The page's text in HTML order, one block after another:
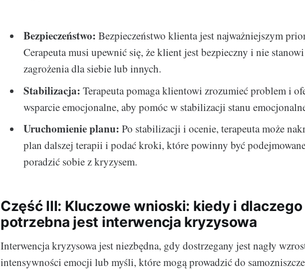
Bezpieczeństwo: Bezpieczeństwo klienta jest najważniejszym
Cerapeuta musi upewnić się, że klient jest bezpieczny i nie stanowi
zagrożenia dla siebie lub innych.
Stabilizacja: Terapeuta pomaga klientowi zrozumieć problem i
wsparcie emocjonalne, aby pomóc w stabilizacji stanu
Uruchomienie planu: Po stabilizacji i ocenie, terapeuta może
plan dalszej terapii i podać kroki, które powinny być
poradzić sobie z kryzysem.
Część III: Kluczowe wnioski: kiedy i dlaczego
potrzebna jest interwencja kryzysowa
Interwencja kryzysowa jest niezbędna, gdy dostrzegany jest nagły
intensywności emocji lub myśli, które mogą prowadzić do